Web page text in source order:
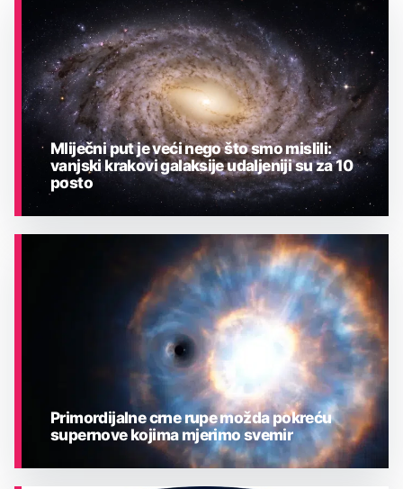
Mliječni put je veći nego što smo mislili:
vanjski krakovi galaksije udaljeniji su za 10
posto
Primordijalne crne rupe možda pokreću
supernove kojima mjerimo svemir